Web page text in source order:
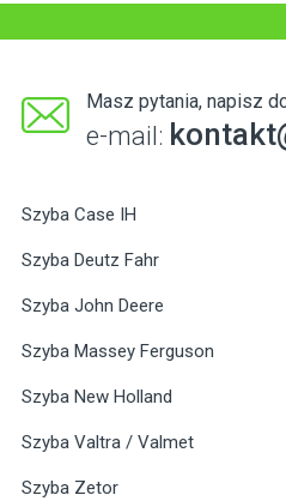
Masz pytania, napisz
e-mail:
Szyba Case IH
Szyba Deutz Fahr
Szyba John Deere
Szyba Massey Ferguson
Szyba New Holland
Szyba Valtra / Valmet
Szyba Zetor